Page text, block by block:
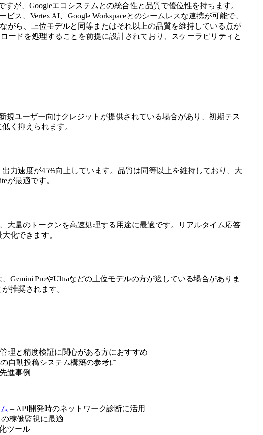
すが、Googleエコシステムとの統合性と品質で優位性を持ちます。
ビス、Vertex AI、Google Workspaceとのシームレスな連携が可能で、
がら、上位モデルと同等またはそれ以上の品質を維持している点が
ードを処理することを前提に設計されており、スケーラビリティと
規ユーザー向けクレジットが提供されている場合があり、初期テス
く抑えられます。
力速度が45%向上しています。品質は同等以上を維持しており、大
が最適です。
大量のトークンを高速処理する用途に最適です。リアルタイム応答
化できます。
ProやUltraなどの上位モデルの方が適している場合がありま
推奨されます。
理と精度検証に関心がある方におすすめ
自動投稿システム構築の参考に
進事例
– API開発時のネットワーク診断に活用
稼働監視に最適
ツール